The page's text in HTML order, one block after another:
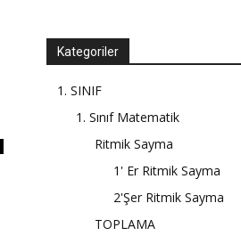
Kategoriler
1. SINIF
1. Sınıf Matematik
Ritmik Sayma
1' Er Ritmik Sayma
2'Şer Ritmik Sayma
TOPLAMA